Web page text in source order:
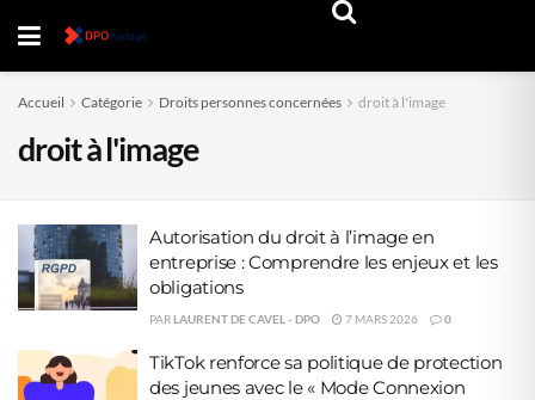
Accueil Catégorie Droits personnes concernées droit à l'image
droit à l'image
Autorisation du droit à l’image en
entreprise : Comprendre les enjeux et les
obligations
PARLAURENT DE CAVEL - DPO 7 MARS 2026 0
TikTok renforce sa politique de protection
des jeunes avec le « Mode Connexion